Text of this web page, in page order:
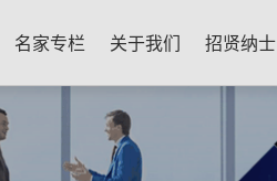
名家专栏 关于我们 招贤纳士